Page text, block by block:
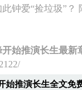
钟爱“捡垃圾”？
始推演长生最新
始推演长生全文免